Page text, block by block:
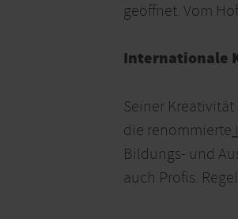
geöffnet. Vom
Internationale
Seiner
die renommierte
Bildungs- und
auch Profis.